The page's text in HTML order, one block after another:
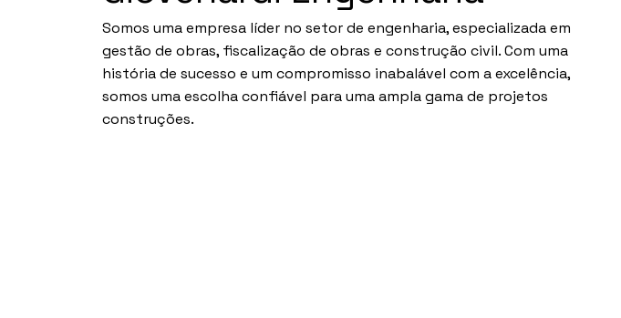
Somos uma empresa líder no setor de engenharia, especializada em
gestão de obras, fiscalização de obras e construção civil. Com uma
história de sucesso e um compromisso inabalável com a excelência,
somos uma escolha confiável para uma ampla gama de projetos
construções.